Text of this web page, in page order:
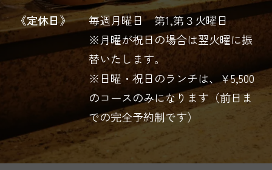
《定休日》 毎週月曜日 第1,第３火曜日
※月曜が祝日の場合は翌火曜に振
替いたします。
※日曜・祝日のランチは、￥5,500
のコースのみになります（前日ま
での完全予約制です）